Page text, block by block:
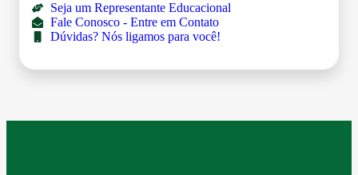
Seja um Representante Educacional
Fale Conosco - Entre em Contato
Dúvidas? Nós ligamos para você!